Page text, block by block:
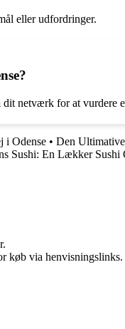
eller udfordringer.
netværk for at vurdere
i Odense • Den
Sushi: En Lækker Sushi
via